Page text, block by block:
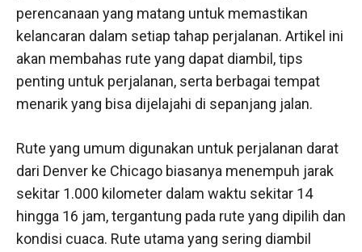
perencanaan yang matang untuk memastikan
kelancaran dalam setiap tahap perjalanan. Artikel ini
akan membahas rute yang dapat diambil, tips
penting untuk perjalanan, serta berbagai tempat
menarik yang bisa dijelajahi di sepanjang jalan.
Rute yang umum digunakan untuk perjalanan darat
dari Denver ke Chicago biasanya menempuh jarak
sekitar 1.000 kilometer dalam waktu sekitar 14
hingga 16 jam, tergantung pada rute yang dipilih dan
kondisi cuaca. Rute utama yang sering diambil